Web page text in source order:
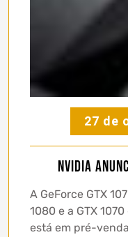
27 de
NVIDIA
A GeForce GTX
1080 e a GTX
está em pré-